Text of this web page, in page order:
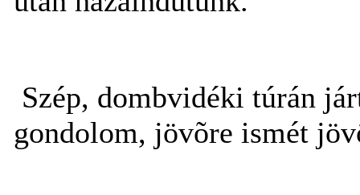
Szép, dombvidéki túrán
gondolom, jövõre ismét